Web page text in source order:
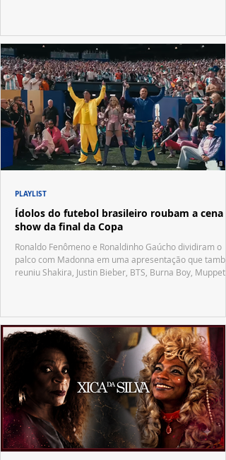
Ídolos do futebol brasileiro roubam a cena
show da final da Copa
Ronaldo Fenômeno e Ronaldinho Gaúcho dividiram o
palco com Madonna em uma apresentação que
reuniu Shakira, Justin Bieber, BTS, Burna Boy, Muppets,
PLAYLIST